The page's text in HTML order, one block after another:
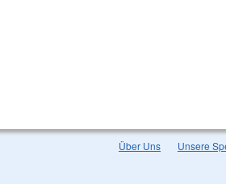
Über Uns Unsere